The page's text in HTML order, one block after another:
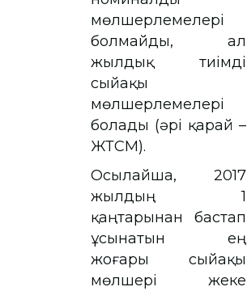
мөлшерлемелері
болмайды, ал
жылдық тиімді
сыйақы
мөлшерлемелері
болады (әрі қарай –
ЖТСМ).
Осылайша, 2017
жылдың 1
қаңтарынан бастап
ұсынатын ең
жоғары сыйақы
мөлшері жеке